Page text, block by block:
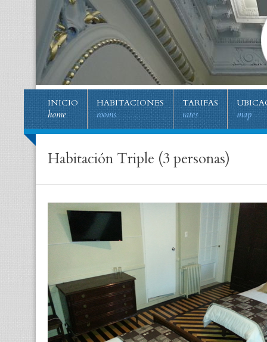
INICIO
home
HABITACIONES
rooms
TARIFAS
rates map
Habitación Triple (3 personas)